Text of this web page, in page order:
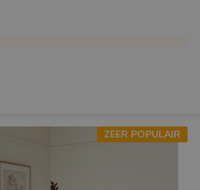
ZEER POPULAIR